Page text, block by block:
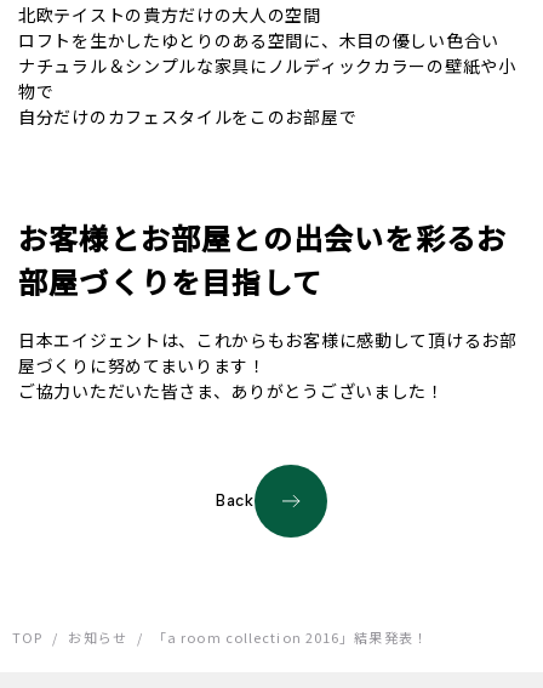
北欧テイストの貴方だけの大人の空間
ロフトを生かしたゆとりのある空間に、木目の優しい色合い
ナチュラル＆シンプルな家具にノルディックカラーの壁紙や小
物で
自分だけのカフェスタイルをこのお部屋で
お客様とお部屋との出会いを彩るお
部屋づくりを目指して
日本エイジェントは、これからもお客様に感動して頂けるお部
屋づくりに努めてまいります！
ご協力いただいた皆さま、ありがとうございました！
Back
TOP / お知らせ / 「a room collection 2016」結果発表！